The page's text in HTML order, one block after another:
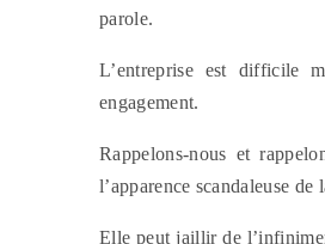
parole.
L’entreprise est difficile
engagement.
Rappelons-nous et
l’apparence scandaleuse
Elle peut jaillir de